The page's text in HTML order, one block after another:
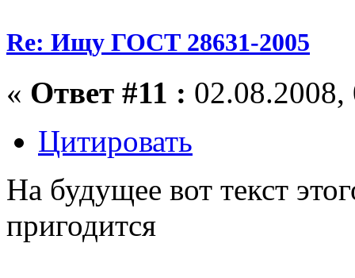
Re: Ищу ГОСТ 28631-2005
« Ответ #11 :
Цитировать
На будущее вот текст
пригодится